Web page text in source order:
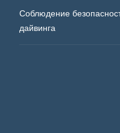
Соблюдение
дайвинга